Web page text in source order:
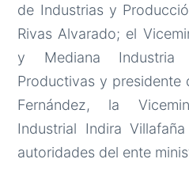
de Industrias y
Rivas Alvarado; el
y Mediana
Productivas y presidente
Fernández, la
Industrial Indira
autoridades del ente